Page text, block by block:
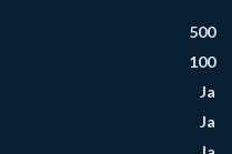
500
100
Ja
Ja